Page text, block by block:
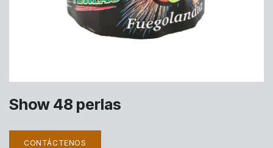
Show 48 perlas
CONTÁCTENOS